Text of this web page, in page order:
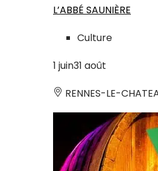
L’ABBÉ SAUNIÈRE
Culture
1 juin31 août
RENNES-LE-